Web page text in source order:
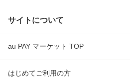
サイトについて
au PAY マーケット TOP
はじめてご利用の方